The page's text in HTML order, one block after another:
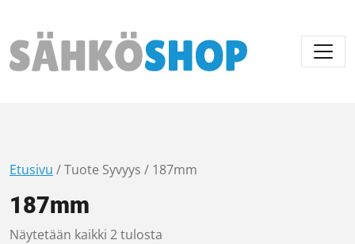
Päävalikko
Etusivu / Tuote Syvyys / 187mm
187mm
Näytetään kaikki 2 tulosta